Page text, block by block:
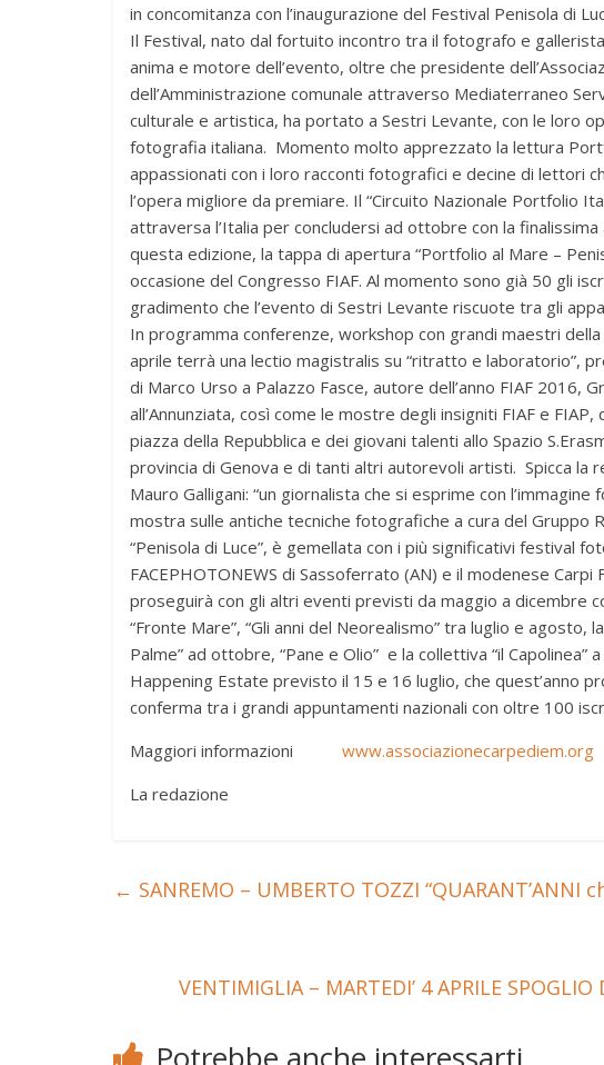
in concomitanza con l’inaugurazione del Festival Penisola di
Il Festival, nato dal fortuito incontro tra il fotografo e
anima e motore dell’evento, oltre che presidente
dell’Amministrazione comunale attraverso Mediaterraneo
culturale e artistica, ha portato a Sestri Levante, con le loro
fotografia italiana. Momento molto apprezzato la lettura
appassionati con i loro racconti fotografici e decine di lettori
l’opera migliore da premiare. Il “Circuito Nazionale Portfolio
attraversa l’Italia per concludersi ad ottobre con la
questa edizione, la tappa di apertura “Portfolio al Mare –
occasione del Congresso FIAF. Al momento sono già 50 gli
gradimento che l’evento di Sestri Levante riscuote tra gli
In programma conferenze, workshop con grandi maestri
aprile terrà una lectio magistralis su “ritratto e laboratorio”,
di Marco Urso a Palazzo Fasce, autore dell’anno FIAF 2016,
all’Annunziata, così come le mostre degli insigniti FIAF e
piazza della Repubblica e dei giovani talenti allo Spazio
provincia di Genova e di tanti altri autorevoli artisti. Spicca la
Mauro Galligani: “un giornalista che si esprime con
mostra sulle antiche tecniche fotografiche a cura del Gruppo
“Penisola di Luce”, è gemellata con i più significativi festival
FACEPHOTONEWS di Sassoferrato (AN) e il modenese
proseguirà con gli altri eventi previsti da maggio a dicembre
“Fronte Mare”, “Gli anni del Neorealismo” tra luglio e
Palme” ad ottobre, “Pane e Olio” e la collettiva “il
Happening Estate previsto il 15 e 16 luglio, che quest’anno
conferma tra i grandi appuntamenti nazionali con oltre 100
Maggiori informazioni www.associazionecarpediem.org
La redazione
← SANREMO – UMBERTO TOZZI “QUARANT’ANNI
VENTIMIGLIA – MARTEDI’ 4 APRILE